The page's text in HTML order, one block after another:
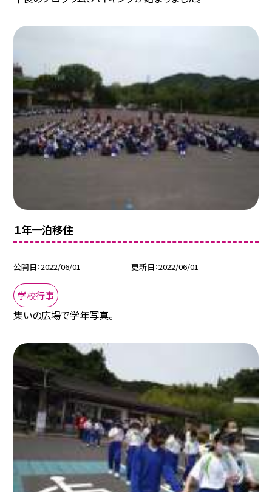
１年一泊移住
公開日 2022/06/01 更新日 2022/06/01
学校行事
集いの広場で学年写真。